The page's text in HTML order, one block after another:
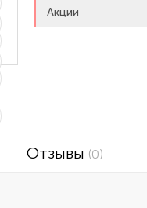
Акции
Отзывы (0)